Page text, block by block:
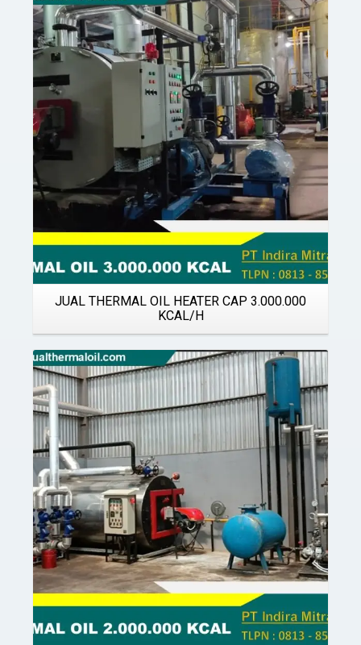
Details
JUAL THERMAL OIL HEATER CAP 3.000.000
KCAL/H